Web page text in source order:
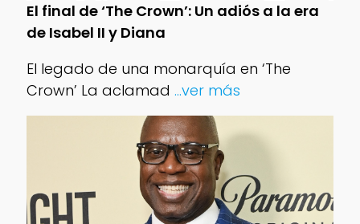
El final de ‘The Crown’: Un adiós a la era
de Isabel II y Diana
El legado de una monarquía en ‘The
Crown’ La aclamad ...ver más